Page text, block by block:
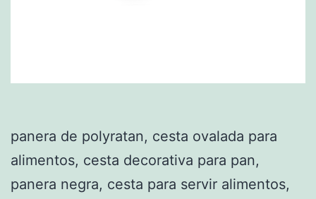
panera de polyratan, cesta ovalada para
alimentos, cesta decorativa para pan,
panera negra, cesta para servir alimentos,